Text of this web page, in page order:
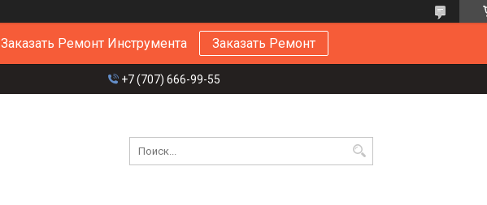
Заказать Ремонт Инструмента Заказать Ремонт
+7 (707) 666-99-55